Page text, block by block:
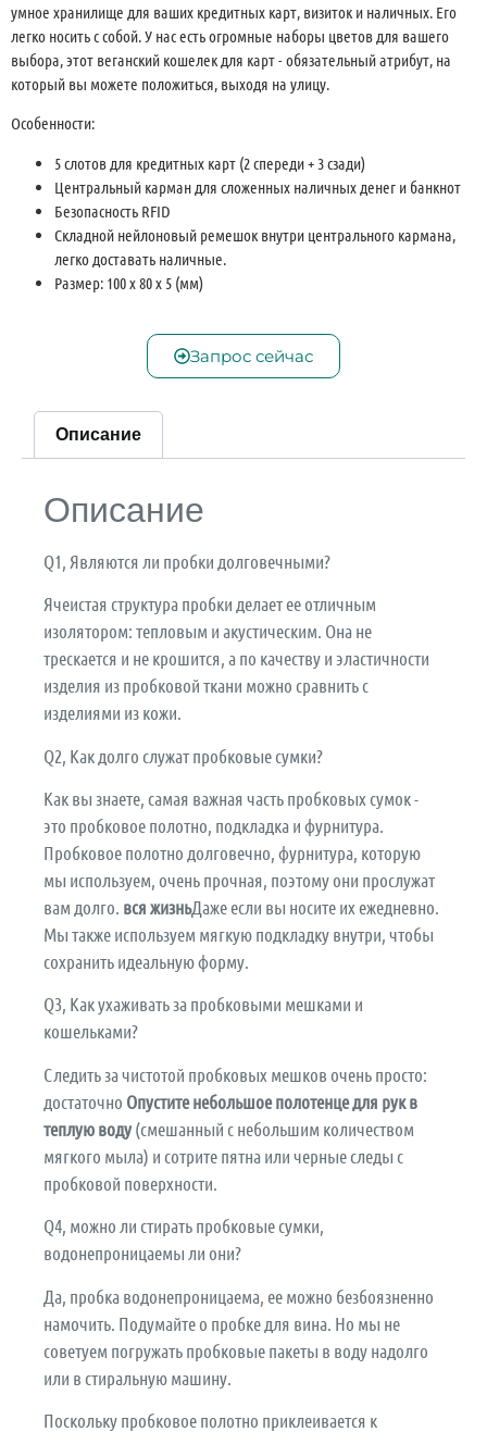
умное хранилище для ваших кредитных карт, визиток и наличных. Его
легко носить с собой. У нас есть огромные наборы цветов для вашего
выбора, этот веганский кошелек для карт - обязательный атрибут, на
который вы можете положиться, выходя на улицу.
Особенности:
5 слотов для кредитных карт (2 спереди + 3 сзади)
Центральный карман для сложенных наличных денег и банкнот
Безопасность RFID
Складной нейлоновый ремешок внутри центрального кармана,
легко доставать наличные.
Размер: 100 x 80 x 5 (мм)
Запрос сейчас
Описание
Описание
Q1, Являются ли пробки долговечными?
Ячеистая структура пробки делает ее отличным
изолятором: тепловым и акустическим. Она не
трескается и не крошится, а по качеству и эластичности
изделия из пробковой ткани можно сравнить с
изделиями из кожи.
Q2, Как долго служат пробковые сумки?
Как вы знаете, самая важная часть пробковых сумок -
это пробковое полотно, подкладка и фурнитура.
Пробковое полотно долговечно, фурнитура, которую
мы используем, очень прочная, поэтому они прослужат
вам долго. вся жизньДаже если вы носите их ежедневно.
Мы также используем мягкую подкладку внутри, чтобы
сохранить идеальную форму.
Q3, Как ухаживать за пробковыми мешками и
кошельками?
Следить за чистотой пробковых мешков очень просто:
достаточно Опустите небольшое полотенце для рук в
теплую воду (смешанный с небольшим количеством
мягкого мыла) и сотрите пятна или черные следы с
пробковой поверхности.
Q4, можно ли стирать пробковые сумки,
водонепроницаемы ли они?
Да, пробка водонепроницаема, ее можно безбоязненно
намочить. Подумайте о пробке для вина. Но мы не
советуем погружать пробковые пакеты в воду надолго
или в стиральную машину.
Поскольку пробковое полотно приклеивается к